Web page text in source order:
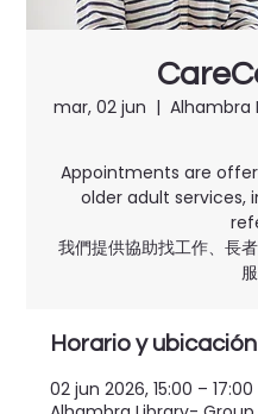
mar, 02 jun
  |
Alhambra
Appointments are
older adult services,
我們提供協助找工作、長
Horario y ubicación
02 jun 2026, 15:00 – 17:00